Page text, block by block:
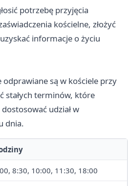
potrzebę przyjęcia
kościelne, złożyć
informacje o życiu
odprawiane są w kościele przy
stałych terminów, które
udział w
dnia.
8:30, 10:00, 11:30, 18:00